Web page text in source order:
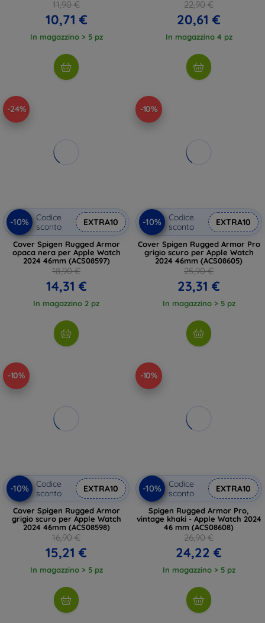
11,90 €
10,71 €
In magazzino > 5 pz
22,90 €
20,61 €
In magazzino 4 pz
-24%
-10%
Codice
sconto
EXTRA10
Cover Spigen Rugged Armor
opaca nera per Apple Watch
2024 46mm (ACS08597)
18,90 €
14,31 €
In magazzino 2 pz
-10%
-10%
Codice
sconto
EXTRA10
Cover Spigen Rugged Armor Pro
grigio scuro per Apple Watch
2024 46mm (ACS08605)
25,90 €
23,31 €
In magazzino > 5 pz
-10%
-10%
Codice
sconto
EXTRA10
Cover Spigen Rugged Armor
grigio scuro per Apple Watch
2024 46mm (ACS08598)
16,90 €
15,21 €
In magazzino > 5 pz
-10%
-10%
Codice
sconto
EXTRA10
Spigen Rugged Armor Pro,
vintage khaki - Apple Watch 2024
46 mm (ACS08608)
26,90 €
24,22 €
In magazzino > 5 pz